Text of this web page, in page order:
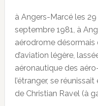
à Angers-Marcé les
septembre 1981, à
aérodrome désormais
d’aviation légère,
aéronautique des
l’étranger, se
de Christian Ravel (à